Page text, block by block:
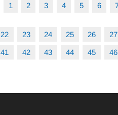
※報名須年
※贈送之健
教練：王繼
1 2 3 4 5 6
22 23 24 25 26 27
41 42 43 44 45 46